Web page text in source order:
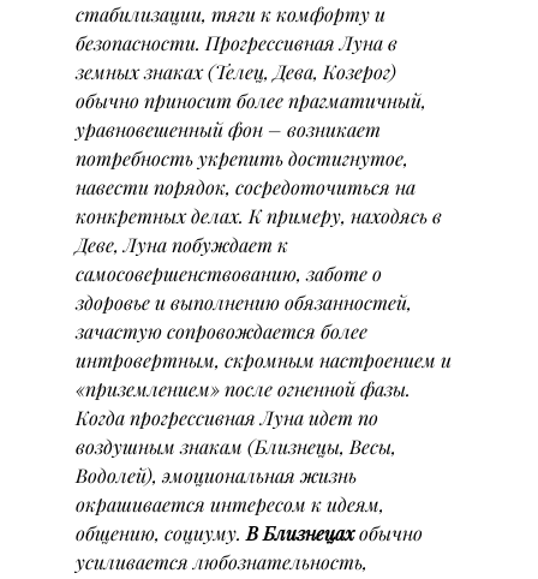
стабилизации, тяги к комфорту и
безопасности. Прогрессивная Луна в
земных знаках (Телец, Дева, Козерог)
обычно приносит более прагматичный,
уравновешенный фон – возникает
потребность укрепить достигнутое,
навести порядок, сосредоточиться на
конкретных делах. К примеру, находясь в
Деве, Луна побуждает к
самосовершенствованию, заботе о
здоровье и выполнению обязанностей,
зачастую сопровождается более
интровертным, скромным настроением и
«приземлением» после огненной фазы.
Когда прогрессивная Луна идет по
воздушным знакам (Близнецы, Весы,
Водолей), эмоциональная жизнь
окрашивается интересом к идеям,
общению, социуму. В Близнецах обычно
усиливается любознательность,